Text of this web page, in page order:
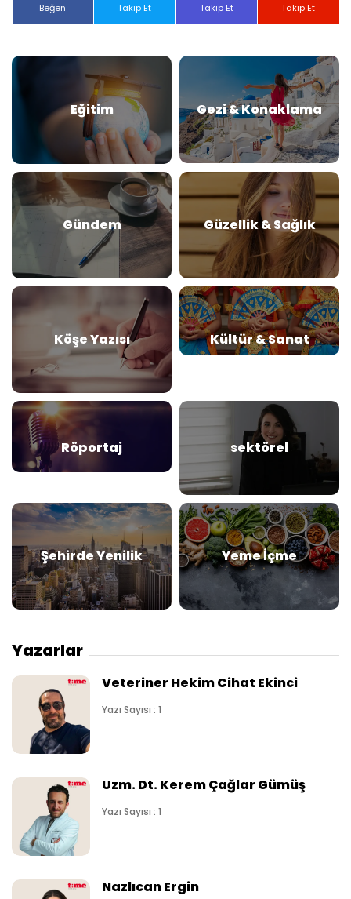
Beğen Takip Et Takip Et Takip Et
Eğitim Gezi & Konaklama
Gündem Güzellik & Sağlık
Köşe Yazısı Kültür & Sanat
Röportaj sektörel
Şehirde Yenilik Yeme İçme
Yazarlar
Veteriner Hekim Cihat Ekinci
Yazı Sayısı : 1
Uzm. Dt. Kerem Çağlar Gümüş
Yazı Sayısı : 1
Nazlıcan Ergin